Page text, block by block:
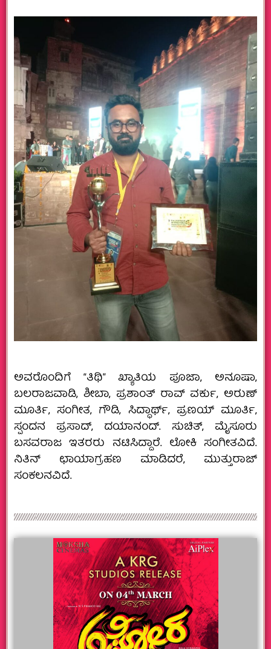
ಅವರೊಂದಿಗೆ “ತಿಥಿ” ಖ್ಯಾತಿಯ ಪೂಜಾ, ಅನೂಷಾ,
ಬಲರಾಜವಾಡಿ, ಶೀಬಾ, ಪ್ರಶಾಂತ್ ರಾವ್ ವರ್ಕು, ಅರುಣ್‌
ಮೂರ್ತಿ, ಸಂಗೀತ, ಗೌಡಿ, ಸಿದ್ಧಾರ್ಥ್, ಪ್ರಣಯ್ ಮೂರ್ತಿ,
ಸ್ಪಂದನ ಪ್ರಸಾದ್, ದಯಾನಂದ್. ಸುಚಿತ್, ಮೈಸೂರು
ಬಸವರಾಜ ಇತರರು ನಟಿಸಿದ್ದಾರೆ. ಲೋಕಿ ಸಂಗೀತವಿದೆ.
ನಿತಿನ್ ಛಾಯಾಗ್ರಹಣ ಮಾಡಿದರೆ, ಮುತ್ತುರಾಜ್
ಸಂಕಲನವಿದೆ.